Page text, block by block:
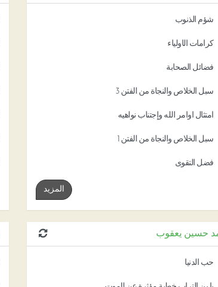
شؤم الذنوب
كرامات الأولياء
فضائل الصحابة
سبل الخلاص والنجاة من الفتن 3
امتثال أوامر الله وإجتناب نواهيه
سبل الخلاص والنجاة من الفتن 1
فضل التقوى
المزيد
حسين يعقوب
حب الدنيا